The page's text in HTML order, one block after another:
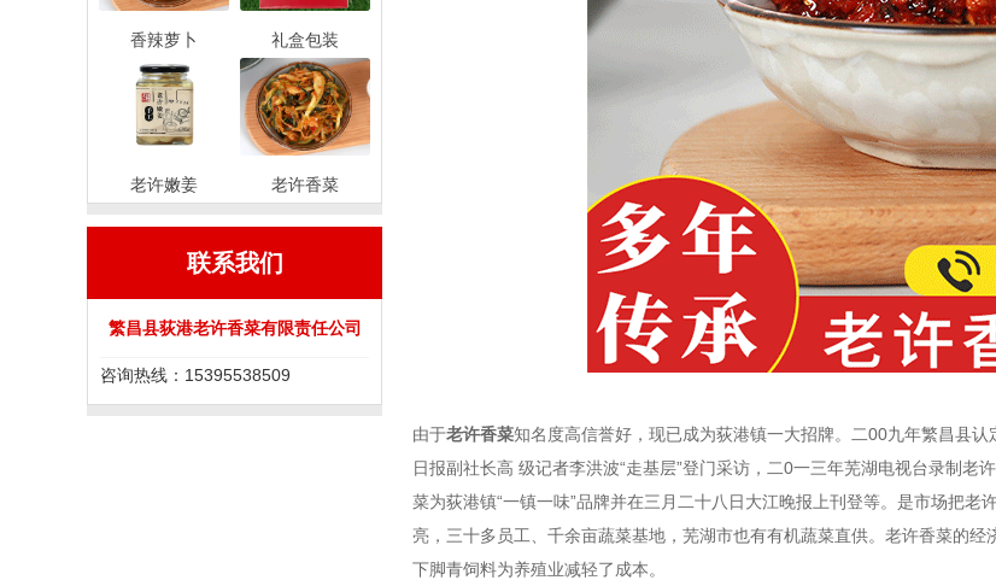
香辣萝卜 礼盒包装
老许嫩姜 老许香菜
联系我们
繁昌县荻港老许香菜有限责任公司
咨询热线：15395538509
由于老许香菜知名度高信誉好，现已成为荻港镇一大招牌。二00九年繁昌县
日报副社长高 级记者李洪波“走基层”登门采访，二0一三年芜湖电视台录制
菜为荻港镇“一镇一味”品牌并在三月二十八日大江晚报上刊登等。是市场把
亮，三十多员工、千余亩蔬菜基地，芜湖市也有有机蔬菜直供。老许香菜的
下脚青饲料为养殖业减轻了成本。